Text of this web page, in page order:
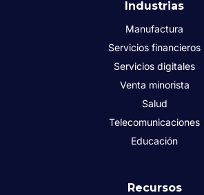
Industrias
Manufactura
Servicios financieros
Servicios digitales
Venta minorista
Salud
Telecomunicaciones
Educación
Recursos